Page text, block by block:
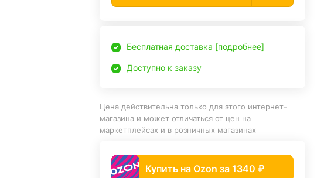
Бесплатная доставка [подробнее]
Доступно к заказу
Цена действительна только для этого интернет-
магазина и может отличаться от цен на
маркетплейсах и в розничных магазинах
Купить на Ozon за 1340 ₽